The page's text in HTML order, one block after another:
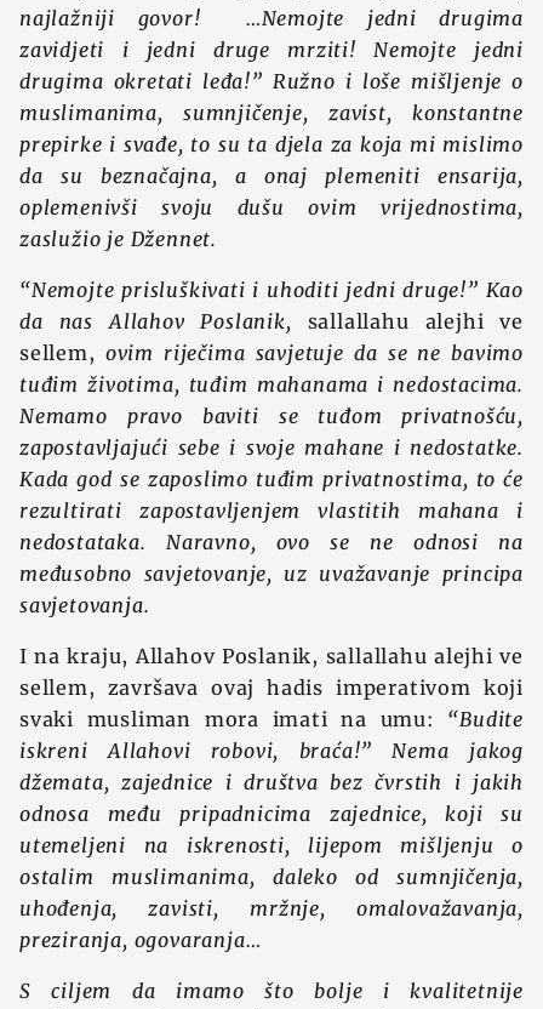
najlažniji govor!
…Nemojte jedni drugima
zavidjeti i jedni druge mrziti! Nemojte jedni
drugima okretati leđa!” Ružno i loše mišljenje o
muslimanima, sumnjičenje, zavist, konstantne
prepirke i svađe, to su ta djela za koja mi mislimo
da su beznačajna, a onaj plemeniti ensarija,
oplemenivši svoju dušu ovim vrijednostima,
zaslužio je Džennet.
“Nemojte prisluškivati i uhoditi jedni druge!” Kao
da nas Allahov Poslanik, sallallahu alejhi ve
sellem, ovim riječima savjetuje da se ne bavimo
tuđim životima, tuđim mahanama i nedostacima.
Nemamo pravo baviti se tuđom privatnošću,
zapostavljajući sebe i svoje mahane i nedostatke.
Kada god se zaposlimo tuđim privatnostima, to će
rezultirati zapostavljenjem vlastitih mahana i
nedostataka. Naravno, ovo se ne odnosi na
međusobno savjetovanje, uz uvažavanje principa
savjetovanja.
I na kraju, Allahov Poslanik, sallallahu alejhi ve
sellem, završava ovaj hadis imperativom koji
svaki musliman mora imati na umu:
“Budite
iskreni Allahovi robovi, braća!” Nema jakog
džemata, zajednice i društva bez čvrstih i jakih
odnosa među pripadnicima zajednice, koji su
utemeljeni na iskrenosti, lijepom mišljenju o
ostalim muslimanima, daleko od sumnjičenja,
uhođenja, zavisti, mržnje, omalovažavanja,
preziranja, ogovaranja…
S ciljem da imamo što bolje i kvalitetnije